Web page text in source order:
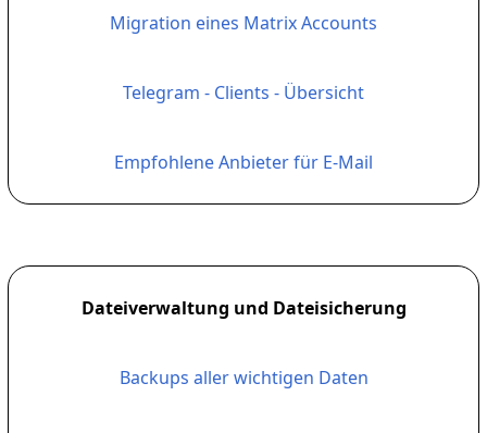
Migration eines Matrix Accounts
Telegram - Clients - Übersicht
Empfohlene Anbieter für E-Mail
Dateiverwaltung und Dateisicherung
Backups aller wichtigen Daten